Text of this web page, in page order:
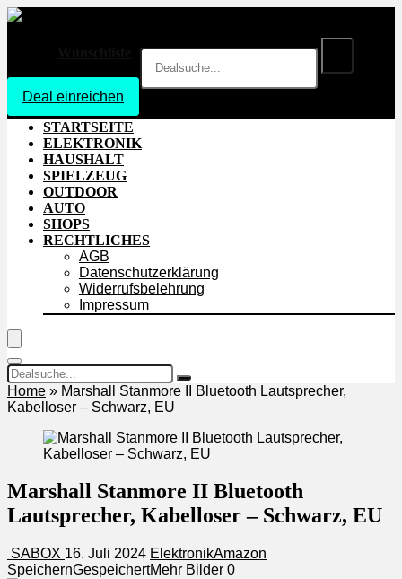
Deal einreichen
STARTSEITE
ELEKTRONIK
HAUSHALT
SPIELZEUG
OUTDOOR
AUTO
SHOPS
RECHTLICHES
AGB
Datenschutzerklärung
Widerrufsbelehrung
Impressum
Home » Marshall Stanmore II Bluetooth Lautsprecher,
Kabelloser – Schwarz, EU
Marshall Stanmore II Bluetooth
Lautsprecher, Kabelloser – Schwarz, EU
SABOX 16. Juli 2024 ElektronikAmazon
SpeichernGespeichertMehr Bilder 0